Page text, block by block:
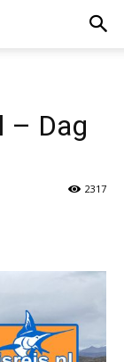
– Dag
2317